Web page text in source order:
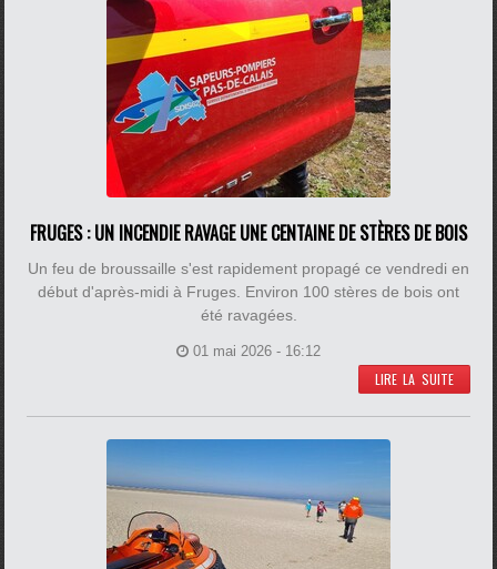
FRUGES : UN INCENDIE RAVAGE UNE CENTAINE DE STÈRES DE BOIS
Un feu de broussaille s'est rapidement propagé ce vendredi en
début d'après-midi à Fruges. Environ 100 stères de bois ont
été ravagées.
01 mai 2026 - 16:12
LIRE LA SUITE